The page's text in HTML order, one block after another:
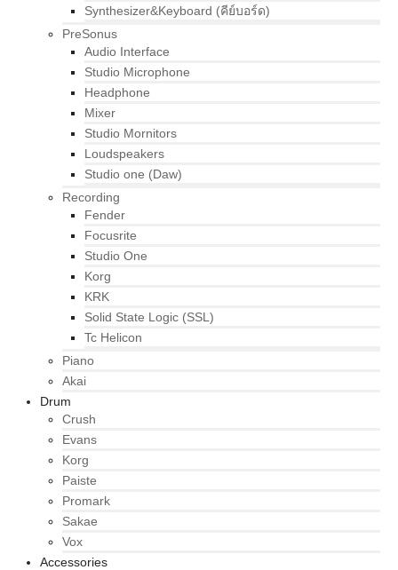
Synthesizer&Keyboard (คีย์บอร์ด)
PreSonus
Audio Interface
Studio Microphone
Headphone
Mixer
Studio Mornitors
Loudspeakers
Studio one (Daw)
Recording
Fender
Focusrite
Studio One
Korg
KRK
Solid State Logic (SSL)
Tc Helicon
Piano
Akai
Drum
Crush
Evans
Korg
Paiste
Promark
Sakae
Vox
Accessories